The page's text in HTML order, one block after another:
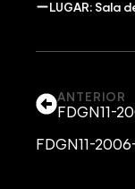
LUGAR: Sala
ANTERIOR
FDGN11-
FDGN11-